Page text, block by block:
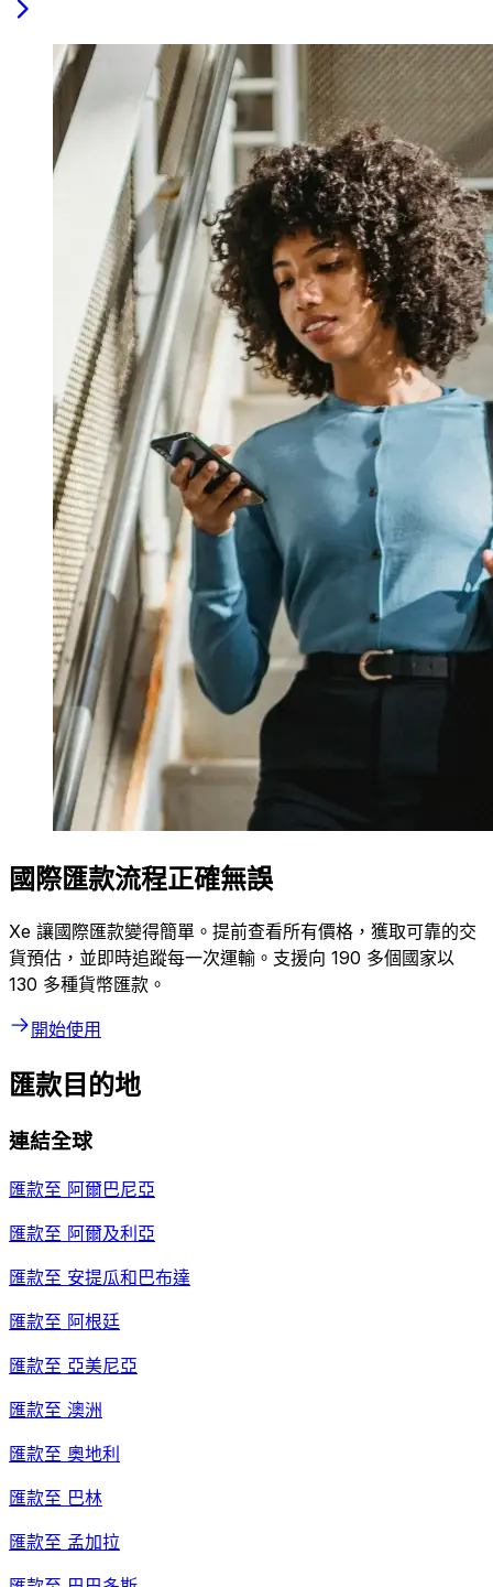
國際匯款流程正確無誤
Xe 讓國際匯款變得簡單。提前查看所有價格，獲取可靠的交
貨預估，並即時追蹤每一次運輸。支援向 190 多個國家以
130 多種貨幣匯款。
開始使用
匯款目的地
連結全球
匯款至 阿爾巴尼亞
匯款至 阿爾及利亞
匯款至 安提瓜和巴布達
匯款至 阿根廷
匯款至 亞美尼亞
匯款至 澳洲
匯款至 奧地利
匯款至 巴林
匯款至 孟加拉